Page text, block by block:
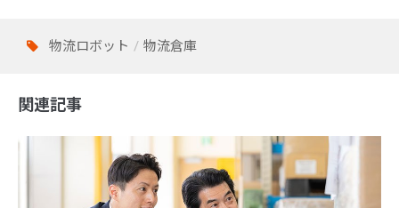
物流ロボット 物流倉庫
関連記事